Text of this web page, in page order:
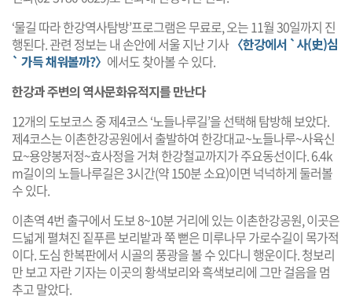
‘물길 따라 한강역사탐방’프로그램은 무료로, 오는 11월 30일까지 진
행된다. 관련 정보는 내 손안에 서울 지난 기사 〈한강에서 `사(史)심
` 가득 채워볼까?〉 에서도 찾아볼 수 있다.
한강과 주변의 역사문화유적지를 만난다
12개의 도보코스 중 제4코스 ‘노들나루길’을 선택해 탐방해 보았다.
제4코스는 이촌한강공원에서 출발하여 한강대교~노들나루~사육신
묘~용양봉저정~효사정을 거쳐 한강철교까지가 주요동선이다. 6.4k
m길이의 노들나루길은 3시간(약 150분 소요)이면 넉넉하게 둘러볼
수 있다.
이촌역 4번 출구에서 도보 8~10분 거리에 있는 이촌한강공원, 이곳은
드넓게 펼쳐진 짙푸른 보리밭과 쭉 뻗은 미루나무 가로수길이 목가적
이다. 도심 한복판에서 시골의 풍광을 볼 수 있다니 행운이다. 청보리
만 보고 자란 기자는 이곳의 황색보리와 흑색보리에 그만 걸음을 멈
추고 말았다.